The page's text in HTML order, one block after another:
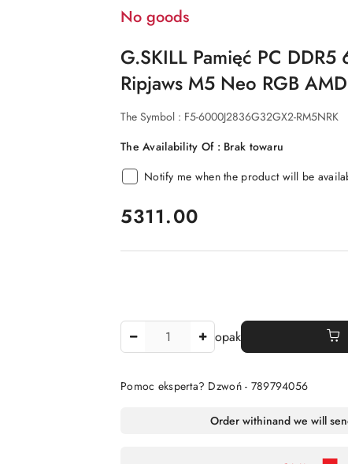
No goods
G.SKILL Pamięć PC
Ripjaws M5 Neo RGB
The Symbol : F5-6000J2836G32GX2-RM5NRK
The Availability Of : Brak towaru
Notify me when the product will be
price:
5311.00
Amount
opak
Pomoc eksperta? Dzwoń - 789794056
AvailabilityOrder withinand we will